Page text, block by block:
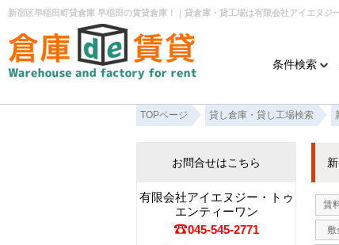
新宿区早稲田町貸倉庫 早稲田の賃貸倉庫！｜貸倉庫・貸工場は有限会社アイエヌジ
条件検索
TOPページ 貸し倉庫・貸し工場検索
賃
敷
お問合せはこちら
有限会社アイエヌジー・トゥ
エンティーワン
045-545-2771